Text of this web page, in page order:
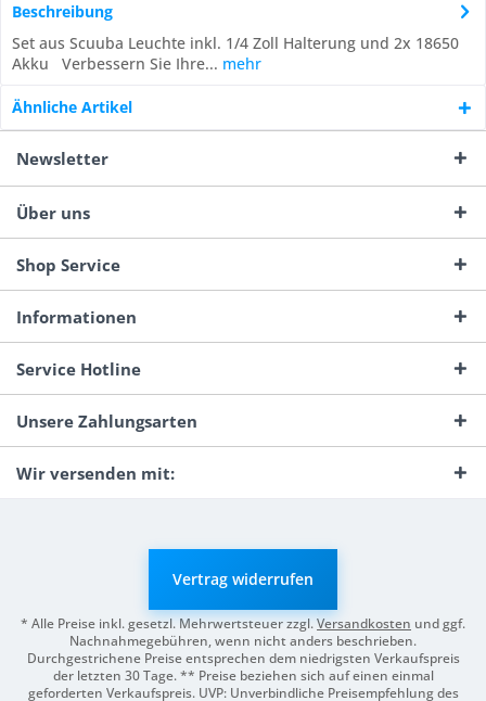
Beschreibung
Set aus Scuuba Leuchte inkl. 1/4 Zoll Halterung und 2x 18650
Akku Verbessern Sie Ihre... mehr
Ähnliche Artikel
Newsletter
Über uns
Shop Service
Informationen
Service Hotline
Unsere Zahlungsarten
Wir versenden mit:
Vertrag widerrufen
* Alle Preise inkl. gesetzl. Mehrwertsteuer zzgl.Versandkosten und ggf.
Nachnahmegebühren, wenn nicht anders beschrieben.
Durchgestrichene Preise entsprechen dem niedrigsten Verkaufspreis
der letzten 30 Tage. ** Preise beziehen sich auf einen einmal
geforderten Verkaufspreis. UVP: Unverbindliche Preisempfehlung des